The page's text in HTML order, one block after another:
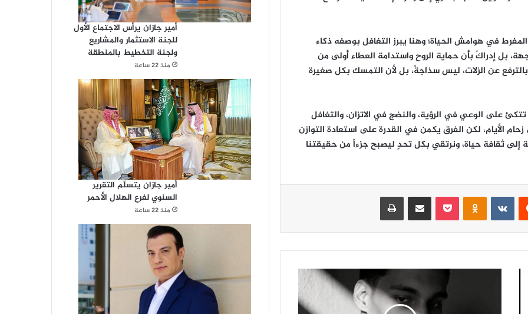
في هوامش الحياة؛ وهنا يبرز التغافل بوصفه ذكاء
بل إدراكٌ بأن حماية الروح واستدامة العطاء أولى من
عن الزلات، ليس سذاجةً، بل لأن التمسك بكل صغيرة
على الوعي في الرؤية، والنضج في الاتزان، والتغافل
الأيام، لكن الفرق يكمن في القدرة على استعادة التوازن
إلى ثقافة حياة، ونرتقي بكل تحدٍ ليصبح جزءاً من حقيقتنا
مشاركة عبر البريد
أمير جازان يرأس الاجتماع الأول
للجنة الاستثمار والمشاريع
ولجنة التخطيط بالمنطقة
منذ 22 ساعة
أمير جازان يتسلّم التقرير
السنوي لفرع الهلال الأحمر
منذ 22 ساعة